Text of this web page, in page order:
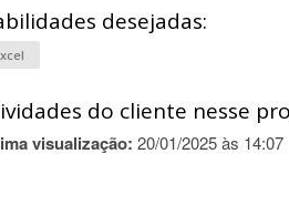
desejadas:
do cliente nesse
visualização: 20/01/2025 às 14:07